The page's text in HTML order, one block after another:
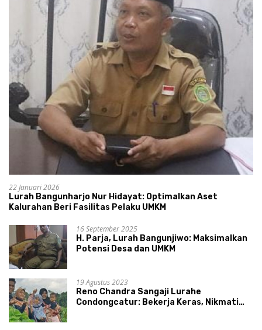
22 Januari 2026
Lurah Bangunharjo Nur Hidayat: Optimalkan Aset
Kalurahan Beri Fasilitas Pelaku UMKM
16 September 2025
H. Parja, Lurah Bangunjiwo: Maksimalkan
Potensi Desa dan UMKM
19 Agustus 2023
Reno Chandra Sangaji Lurahe
Condongcatur: Bekerja Keras, Nikmati